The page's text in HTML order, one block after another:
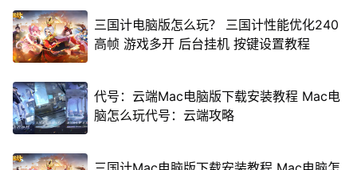
三国计电脑版怎么玩？ 三国计性能优化240
高帧 游戏多开 后台挂机 按键设置教程
代号：云端Mac电脑版下载安装教程 Mac电
脑怎么玩代号：云端攻略